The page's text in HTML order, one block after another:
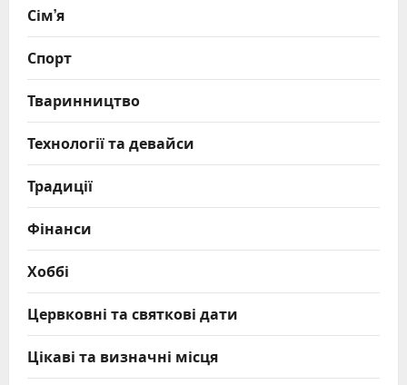
Сім’я
Спорт
Тваринництво
Технології та девайси
Традиції
Фінанси
Хоббі
Цервковні та святкові дати
Цікаві та визначні місця